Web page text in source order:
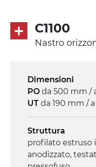
C1100
Nastro
Dimensioni
PO da 500 mm /
UT da 190 mm /
Struttura
profilato estruso
anodizzato,